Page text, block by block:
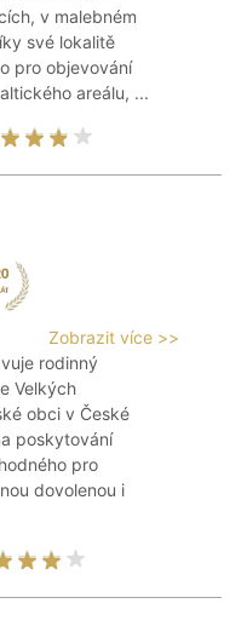
v malebném
své lokalitě
pro objevování
areálu, ...
Zobrazit více >>
rodinný
Velkých
obci v České
poskytování
pro
dovolenou i